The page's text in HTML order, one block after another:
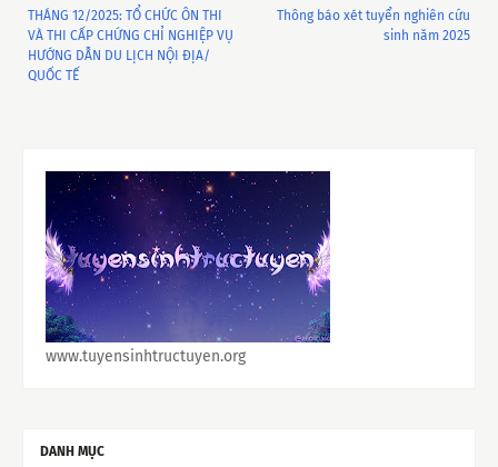
Thông báo xét tuyển nghiên cứu
sinh năm 2025
THÁNG 12/2025: TỔ CHỨC ÔN THI
VÀ THI CẤP CHỨNG CHỈ NGHIỆP VỤ
HƯỚNG DẪN DU LỊCH NỘI ĐỊA/
QUỐC TẾ
www.tuyensinhtructuyen.org
DANH MỤC